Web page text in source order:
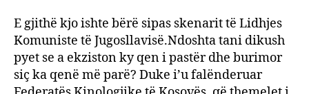
E gjithë kjo ishte bërë sipas skenarit të Lidhjes
Komuniste të Jugosllavisë.Ndoshta tani dikush
pyet se a ekziston ky qen i pastër dhe burimor
siç ka qenë më parë? Duke i’u falënderuar